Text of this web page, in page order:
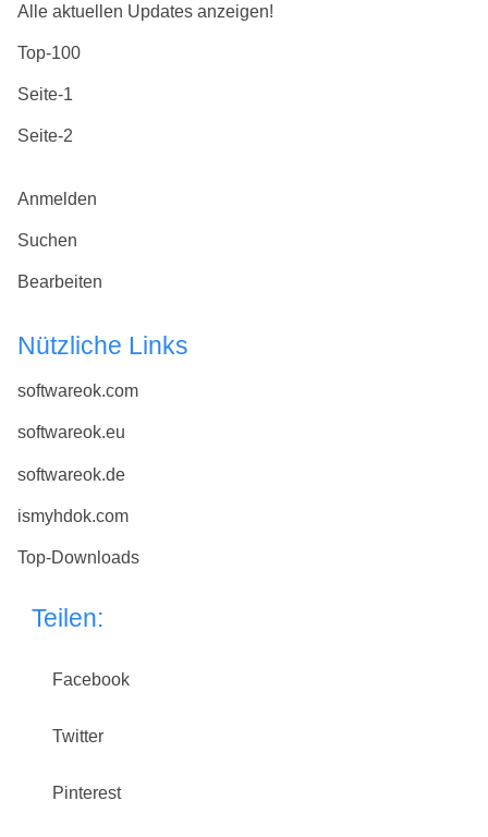
Alle aktuellen Updates anzeigen!
Top-100
Seite-1
Seite-2
Anmelden
Suchen
Bearbeiten
Nützliche Links
softwareok.com
softwareok.eu
softwareok.de
ismyhdok.com
Top-Downloads
Teilen:
Facebook
Twitter
Pinterest